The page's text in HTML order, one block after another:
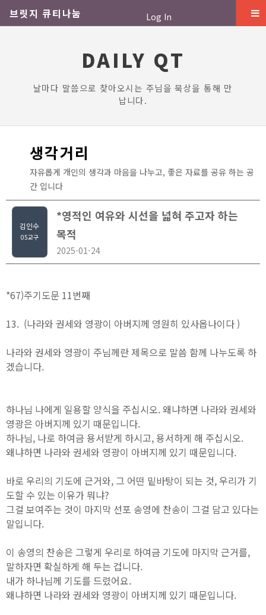
브릿지 큐티나눔 Log In
DAILY QT
날마다 말씀으로 찾아오시는 주님을 묵상을 통해 만
납니다.
생각거리
자유롭게 개인의 생각과 마음을 나누고, 좋은 자료를 공유 하는 공
간 입니다
김인수
05교구
*영적인 여유와 시선을 넓혀 주고자 하는
목적
2025-01-24
*67)주기도문 11번째
13. (나라와 권세와 영광이 아버지께 영원히 있사옵나이다 )
나라와 권세와 영광이 주님께란 제목으로 말씀 함께 나누도록 하
겠습니다.
하나님 나에게 일용할 양식을 주십시오. 왜냐하면 나라와 권세와
영광은 아버지께 있기 때문입니다.
하나님, 나로 하여금 용서받게 하시고, 용서하게 해 주십시오.
왜냐하면 나라와 권세와 영광이 아버지께 있기 때문입니다.
바로 우리의 기도에 근거와, 그 어떤 밑바탕이 되는 것, 우리가 기
도할 수 있는 이유가 뭐냐?
그걸 보여주는 것이 마지막 선포 송영에 찬송이 그걸 담고 있다는
말입니다.
이 송영의 찬송은 그렇게 우리로 하여금 기도에 마지막 근거를,
말하자면 확실하게 해 두는 겁니다.
내가 하나님께 기도를 드렸어요.
왜냐하면 나라와 권세와 영광이 아버지께 있기 때문입니다.